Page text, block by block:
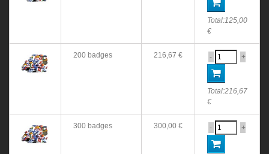
Total:125,00
€
200 badges 216,67 € - +
Total:216,67
€
300 badges 300,00 € - +